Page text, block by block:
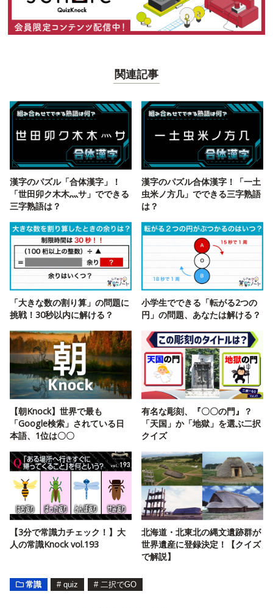
関連記事
漢字のパズル「合体漢字」！
「世田卯ク木木灬サ」でできる
三字熟語は？
漢字のパズル合体漢字！「一土
虫米ノ方几」でできる三字熟語
は？
「大きな数の割り算」の問題に
挑戦！30秒以内に解ける？
小学生でできる「転がる2つの
円」の問題、あなたは解ける？
【朝Knock】世界で最も
「Google検索」されている日
本語、1位は〇〇
有名な彫刻、『〇〇の門』？
「天国」か「地獄」を選ぶ二択
クイズ
【3分で常識力チェック！】大
人の常識Knock vol.193
北海道・北東北の縄文遺跡群が
世界遺産に登録決定！【クイズ
で解説】
常識 # quiz # 二択でGO